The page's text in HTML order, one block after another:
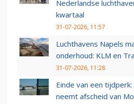
Nederlandse
kwartaal
31-07-2026, 11:57
Luchthavens Napels
onderhoud: KLM en
31-07-2026, 11:28
Einde van een
neemt afscheid van